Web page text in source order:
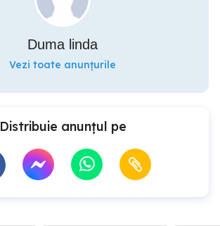
Duma linda
Vezi toate anunțurile
Distribuie anunțul pe